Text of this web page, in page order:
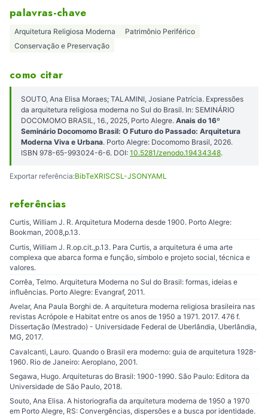
palavras-chave
Arquitetura Religiosa Moderna
Patrimônio Periférico
Conservação e Preservação
como citar
SOUTO, Ana Elisa Moraes; TALAMINI, Josiane Patrícia. Expressões
da arquitetura religiosa moderna no Sul do Brasil. In: SEMINÁRIO
DOCOMOMO BRASIL, 16., 2025, Porto Alegre. Anais do 16º
Seminário Docomomo Brasil: O Futuro do Passado: Arquitetura
Moderna Viva e Urbana. Porto Alegre: Docomomo Brasil, 2026.
ISBN 978-65-993024-6-6. DOI: 10.5281/zenodo.19434348.
Exportar referência:BibTeXRISCSL-JSONYAML
referências
Curtis, William J. R. Arquitetura Moderna desde 1900. Porto Alegre:
Bookman, 2008,p.13.
Curtis, William J. R.op.cit.,p.13. Para Curtis, a arquitetura é uma arte
complexa que abarca forma e função, símbolo e projeto social, técnica e
valores.
Corrêa, Telmo. Arquitetura Moderna no Sul do Brasil: formas, ideias e
influências. Porto Alegre: Evangraf, 2011.
Avelar, Ana Paula Borghi de. A arquitetura moderna religiosa brasileira nas
revistas Acrópole e Habitat entre os anos de 1950 a 1971. 2017. 476 f.
Dissertação (Mestrado) - Universidade Federal de Uberlândia, Uberlândia,
MG, 2017.
Cavalcanti, Lauro. Quando o Brasil era moderno: guia de arquitetura 1928-
1960. Rio de Janeiro: Aeroplano, 2001.
Segawa, Hugo. Arquiteturas do Brasil: 1900-1990. São Paulo: Editora da
Universidade de São Paulo, 2018.
Souto, Ana Elisa. A historiografia da arquitetura moderna de 1950 a 1970
em Porto Alegre, RS: Convergências, dispersões e a busca por identidade.